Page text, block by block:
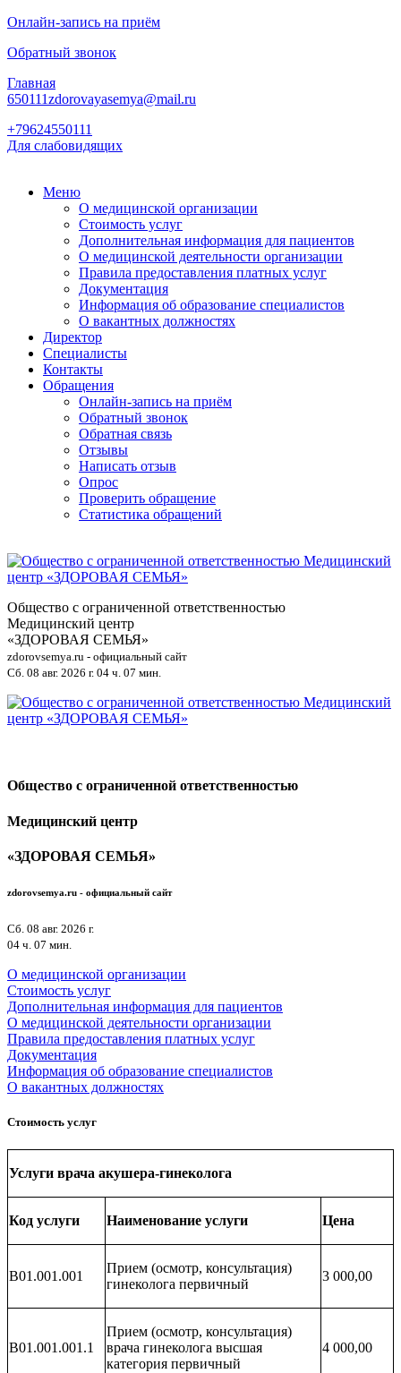
Онлайн-запись на приём
Обратный звонок
Главная
650111zdorovayasemya@mail.ru
+79624550111
Для слабовидящих
Меню
О медицинской организации
Стоимость услуг
Дополнительная информация для пациентов
О медицинской деятельности организации
Правила предоставления платных услуг
Документация
Информация об образование специалистов
О вакантных должностях
Директор
Специалисты
Контакты
Обращения
Онлайн-запись на приём
Обратный звонок
Обратная связь
Отзывы
Написать отзыв
Опрос
Проверить обращение
Статистика обращений
Общество с ограниченной ответственностью
Медицинский центр
«ЗДОРОВАЯ СЕМЬЯ»
zdorovsemya.ru - официальный сайт
Сб. 08 авг. 2026 г. 04 ч. 07 мин.
Общество с ограниченной ответственностью
Медицинский центр
«ЗДОРОВАЯ СЕМЬЯ»
zdorovsemya.ru - официальный сайт
Сб. 08 авг. 2026 г.
04 ч. 07 мин.
О медицинской организации
Стоимость услуг
Дополнительная информация для пациентов
О медицинской деятельности организации
Правила предоставления платных услуг
Документация
Информация об образование специалистов
О вакантных должностях
Стоимость услуг
Услуги врача акушера-гинеколога
Код услуги Наименование услуги Цена
В01.001.001
Прием (осмотр, консультация)
гинеколога первичный
3 000,00
В01.001.001.1
Прием (осмотр, консультация)
врача гинеколога высшая
категория первичный
4 000,00